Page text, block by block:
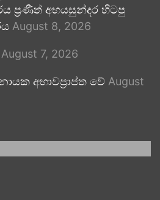
ප්‍රණීත් අභයසුන්දර හිටපු
August 8, 2026
August 7, 2026
අභාවප්‍රාප්ත වේ August